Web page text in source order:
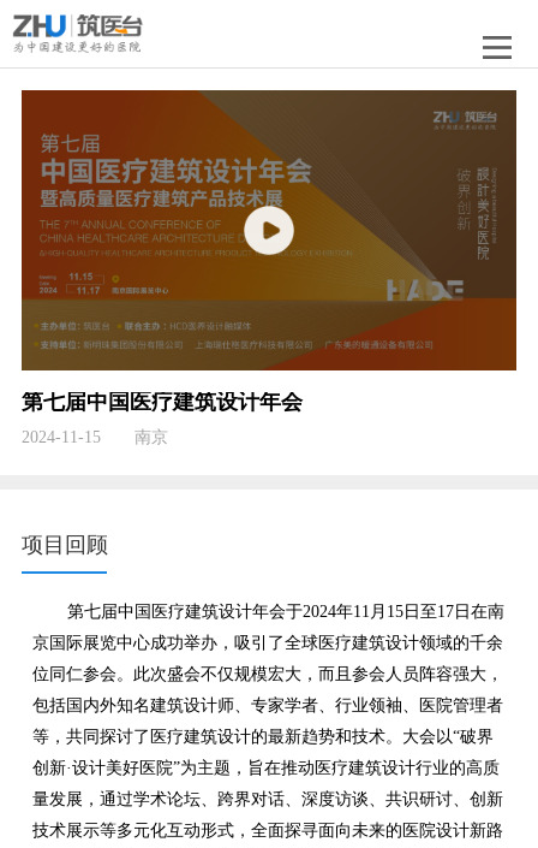
第七届中国医疗建筑设计年会
2024-11-15 南京
项目回顾
第七届中国医疗建筑设计年会于2024年11月15日至17日在南
京国际展览中心成功举办，吸引了全球医疗建筑设计领域的千余
位同仁参会。此次盛会不仅规模宏大，而且参会人员阵容强大，
包括国内外知名建筑设计师、专家学者、行业领袖、医院管理者
等，共同探讨了医疗建筑设计的最新趋势和技术。大会以“破界
创新·设计美好医院”为主题，旨在推动医疗建筑设计行业的高质
量发展，通过学术论坛、跨界对话、深度访谈、共识研讨、创新
技术展示等多元化互动形式，全面探寻面向未来的医院设计新路